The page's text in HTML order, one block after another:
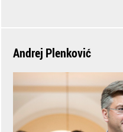
Andrej Plenković